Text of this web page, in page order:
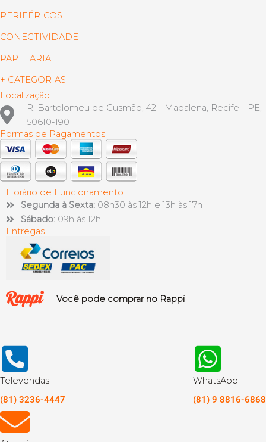
PERIFÉRICOS
CONECTIVIDADE
PAPELARIA
+ CATEGORIAS
Localização
R. Bartolomeu de Gusmão, 42 - Madalena, Recife - PE,
50610-190
Formas de Pagamentos
Horário de Funcionamento
Segunda à Sexta: 08h30 às 12h e 13h às 17h
Sábado: 09h às 12h
Entregas
Você pode comprar no Rappi
Televendas
(81) 3236-4447
WhatsApp
(81) 9 8816-6868